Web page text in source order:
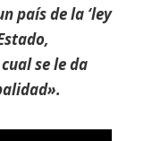
país de la ‘ley
se le da